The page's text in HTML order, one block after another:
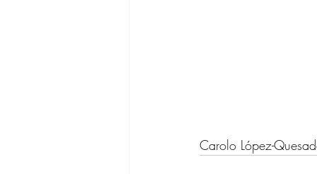
Carolo López-